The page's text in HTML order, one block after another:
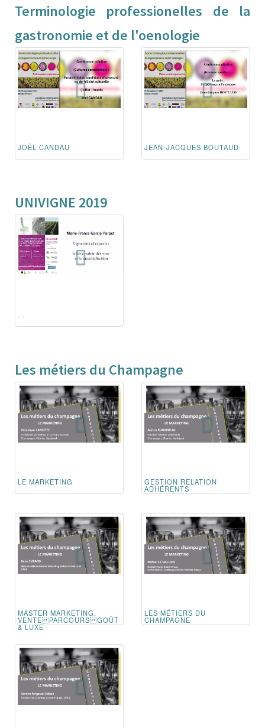
Terminologie professionelles de la
gastronomie et de l'oenologie
JOËL CANDAU JEAN-JACQUES BOUTAUD
UNIVIGNE 2019
...
Les métiers du Champagne
LE MARKETING GESTION RELATION
ADHÉRENTS
MASTER MARKETING,
VENTE PARCOURS GOÛT
& LUXE
LES MÉTIERS DU
CHAMPAGNE